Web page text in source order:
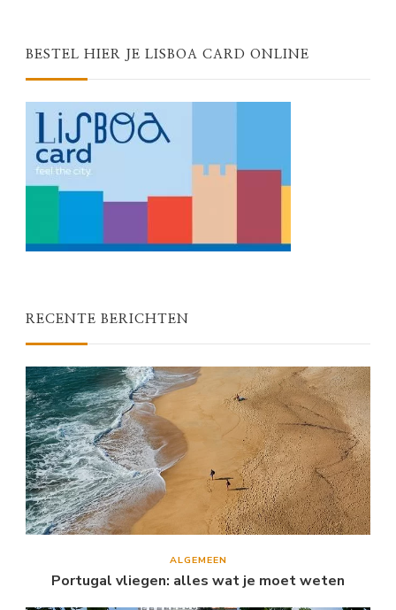
BESTEL HIER JE LISBOA CARD ONLINE
RECENTE BERICHTEN
ALGEMEEN
Portugal vliegen: alles wat je moet weten